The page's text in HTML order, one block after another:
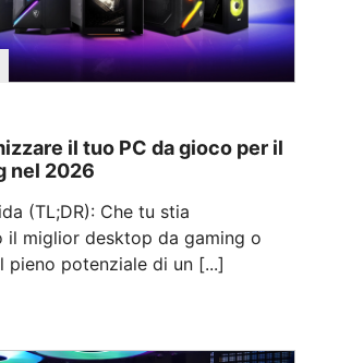
il tuo PC da gioco per il
nel 2026
(TL;DR): Che tu stia
il miglior desktop da gaming o
pieno potenziale di un [...]